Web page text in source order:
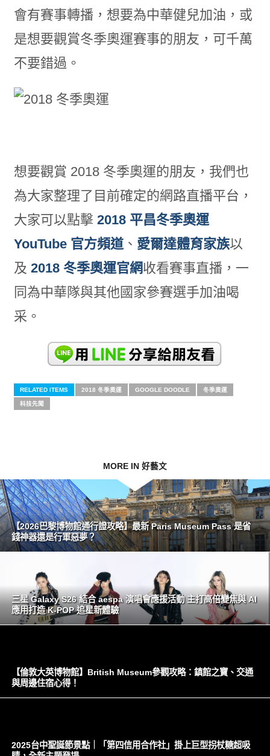
會有賽事轉播，想要為中華健兒加油，或
是想要觀賞冬季奧運賽事的朋友，可千萬
不要錯過。
想要觀賞 2018 冬季奧運的朋友，我們也
為大家整理了目前確定的網路直播平台，
大家可以點擊 2018 平昌冬季奧運
YouTube 官方頻道、 愛爾達體育家族以
及 2018 冬季奧運官網收看賽事直播，一
同為中華隊與其他國家參賽選手加油喝
采。
RELATED ITEMS 2018 冬季奧運 GOOGLE DOODLE 冬季奧運
科技先聞
MORE IN 好藝文
【2026巴黎博物館通行證攻略】最新 Paris Museum Pass 是省
錢神器還是行軍惡夢？
三星 Galaxy S26 結合 aespa 演唱會應援活動 主打高倍變焦與 AI
應用打造 K-POP 追星新體驗
【倫敦大英博物館】British Museum參觀攻略：鎮館之寶、交通
與周邊住宿心得！
2025台中聖誕節景點｜「第四信用合作社」掛上巨型拐杖糖超吸